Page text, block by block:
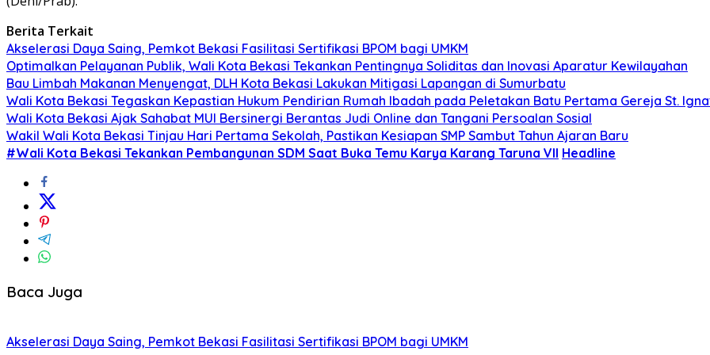
Berita Terkait
Akselerasi Daya Saing, Pemkot Bekasi Fasilitasi Sertifikasi BPOM bagi UMKM
Optimalkan Pelayanan Publik, Wali Kota Bekasi Tekankan Pentingnya Soliditas dan Inovasi Aparatur Kewilayahan
Bau Limbah Makanan Menyengat, DLH Kota Bekasi Lakukan Mitigasi Lapangan di Sumurbatu
Wali Kota Bekasi Tegaskan Kepastian Hukum Pendirian Rumah Ibadah pada Peletakan Batu Pertama Gereja St.
Wali Kota Bekasi Ajak Sahabat MUI Bersinergi Berantas Judi Online dan Tangani Persoalan Sosial
Wakil Wali Kota Bekasi Tinjau Hari Pertama Sekolah, Pastikan Kesiapan SMP Sambut Tahun Ajaran Baru
#Wali Kota Bekasi Tekankan Pembangunan SDM Saat Buka Temu Karya Karang Taruna VII Headline
Baca Juga
Akselerasi Daya Saing, Pemkot Bekasi Fasilitasi Sertifikasi BPOM bagi UMKM